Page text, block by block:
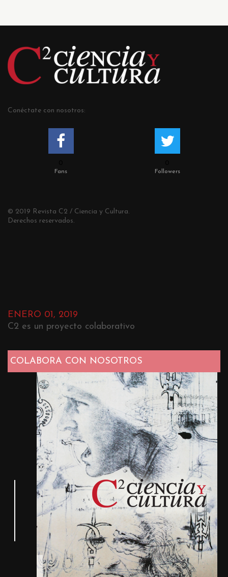
Conéctate con nosotros:
Fans Followers
© 2019 Revista C2 / Ciencia y Cultura.
Derechos reservados.
ENERO 01, 2019
C2 es un proyecto colaborativo
COLABORA CON NOSOTROS